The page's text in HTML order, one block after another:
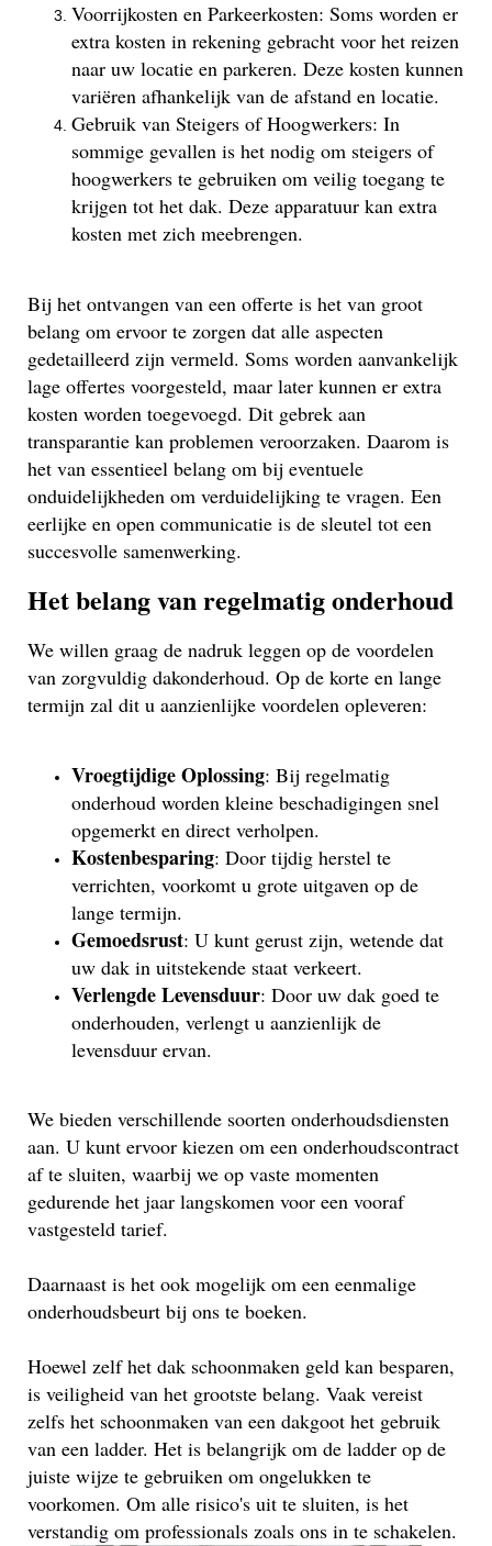
Voorrijkosten en Parkeerkosten: Soms worden er
extra kosten in rekening gebracht voor het reizen
naar uw locatie en parkeren. Deze kosten kunnen
variëren afhankelijk van de afstand en locatie.
Gebruik van Steigers of Hoogwerkers: In
sommige gevallen is het nodig om steigers of
hoogwerkers te gebruiken om veilig toegang te
krijgen tot het dak. Deze apparatuur kan extra
kosten met zich meebrengen.
Bij het ontvangen van een offerte is het van groot
belang om ervoor te zorgen dat alle aspecten
gedetailleerd zijn vermeld. Soms worden aanvankelijk
lage offertes voorgesteld, maar later kunnen er extra
kosten worden toegevoegd. Dit gebrek aan
transparantie kan problemen veroorzaken. Daarom is
het van essentieel belang om bij eventuele
onduidelijkheden om verduidelijking te vragen. Een
eerlijke en open communicatie is de sleutel tot een
succesvolle samenwerking.
Het belang van regelmatig onderhoud
We willen graag de nadruk leggen op de voordelen
van zorgvuldig dakonderhoud. Op de korte en lange
termijn zal dit u aanzienlijke voordelen opleveren:
Vroegtijdige Oplossing: Bij regelmatig
onderhoud worden kleine beschadigingen snel
opgemerkt en direct verholpen.
Kostenbesparing: Door tijdig herstel te
verrichten, voorkomt u grote uitgaven op de
lange termijn.
Gemoedsrust: U kunt gerust zijn, wetende dat
uw dak in uitstekende staat verkeert.
Verlengde Levensduur: Door uw dak goed te
onderhouden, verlengt u aanzienlijk de
levensduur ervan.
We bieden verschillende soorten onderhoudsdiensten
aan. U kunt ervoor kiezen om een onderhoudscontract
af te sluiten, waarbij we op vaste momenten
gedurende het jaar langskomen voor een vooraf
vastgesteld tarief.
Daarnaast is het ook mogelijk om een eenmalige
onderhoudsbeurt bij ons te boeken.
Hoewel zelf het dak schoonmaken geld kan besparen,
is veiligheid van het grootste belang. Vaak vereist
zelfs het schoonmaken van een dakgoot het gebruik
van een ladder. Het is belangrijk om de ladder op de
juiste wijze te gebruiken om ongelukken te
voorkomen. Om alle risico's uit te sluiten, is het
verstandig om professionals zoals ons in te schakelen.